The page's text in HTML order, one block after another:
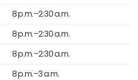
8 p.m.–2:30 a.m.
8 p.m.–2:30 a.m.
8 p.m.–2:30 a.m.
8 p.m.–3 a.m.